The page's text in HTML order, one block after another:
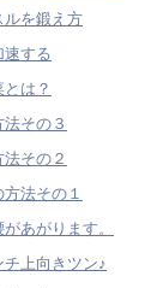
ルを鍛え方
速する
は？
その３
その２
法その１
あがります。
上向きツン♪